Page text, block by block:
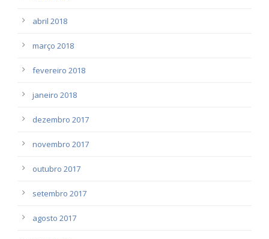
abril 2018
março 2018
fevereiro 2018
janeiro 2018
dezembro 2017
novembro 2017
outubro 2017
setembro 2017
agosto 2017